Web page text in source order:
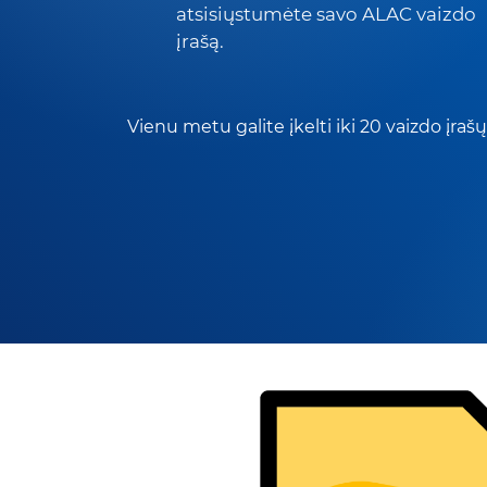
atsisiųstumėte savo ALAC vaizdo
įrašą.
Vienu metu galite įkelti iki 20 vaizdo